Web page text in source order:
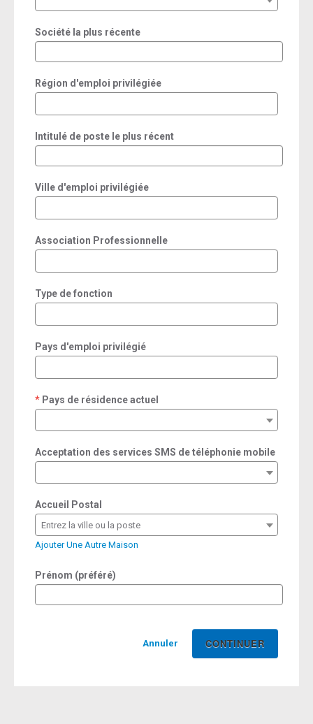
Société la plus récente
Région d'emploi privilégiée
Intitulé de poste le plus récent
Ville d'emploi privilégiée
Association Professionnelle
Type de fonction
Pays d'emploi privilégié
Pays de résidence actuel
required
Acceptation des services SMS de téléphonie mobile
Accueil Postal
Entrez la ville ou la poste
Ajouter Une Autre Maison
Prénom (préféré)
Annuler